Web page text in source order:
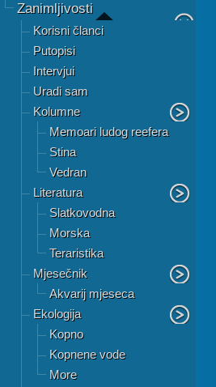
Zanimljivosti
Korisni članci
Putopisi
Intervjui
Uradi sam
Kolumne
Memoari ludog reefera
Stina
Vedran
Literatura
Slatkovodna
Morska
Teraristika
Mjesečnik
Akvarij mjeseca
Ekologija
Kopno
Kopnene vode
More